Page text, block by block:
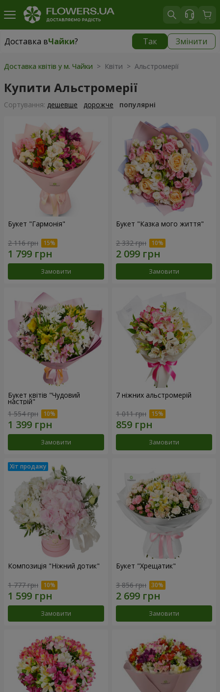
Доставка вЧайки? Так Змінити
Доставка вЧайки|
Доставка квітів у м. Чайки > Квіти > Альстромерії
Купити Альстромерії
Сортування: дешевше дорожче популярні
Букет "Гармонія"
2 116 грн
Замовити
Букет "Казка мого життя"
2 332 грн
Замовити
Букет квітів "Чудовий
настрій"
1 554 грн
Замовити
7 ніжних альстромерій
1 011 грн
Замовити
Композиція "Ніжний дотик"
1 777 грн
Замовити
Букет "Хрещатик"
3 856 грн
Замовити